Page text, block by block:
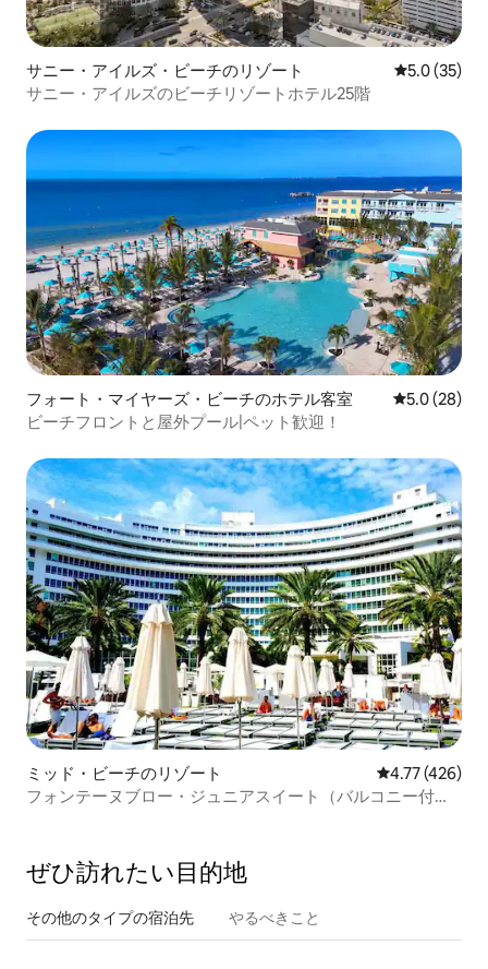
サニー・アイルズ・ビーチのリゾート レビュー35
5.0 (35)
サニー・アイルズのビーチリゾートホテル25階
フォート・マイヤーズ・ビーチのホテル客室 レビュー28
5.0 (28)
ビーチフロントと屋外プール|ペット歓迎！
ミッド・ビーチのリゾート レビュー426
4.77 (426)
フォンテーヌブロー・ジュニアスイート（バルコニー付
ぜひ訪⁠れ⁠た⁠い目⁠的⁠地
その他のタ⁠イ⁠プ⁠の宿⁠泊⁠先 やるべきこと